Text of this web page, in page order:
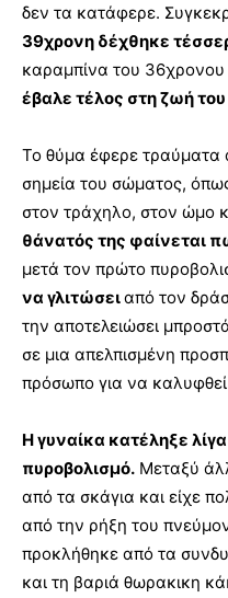
δεν τα κατάφερε.
39χρονη δέχθηκε
καραμπίνα του
έβαλε τέλος στη ζωή
Το θύμα έφερε τραύματα
σημεία του σώματος,
στον τράχηλο, στον ώμο
θάνατός της φαίνεται
μετά τον πρώτο
να γλιτώσειαπό τον
την αποτελειώσει
σε μια απελπισμένη
πρόσωπο για να
Η γυναίκα κατέληξε
πυροβολισμό. Μεταξύ
από τα σκάγια και είχε
από την ρήξη του
προκλήθηκε από τα
και τη βαριά θωρακικη